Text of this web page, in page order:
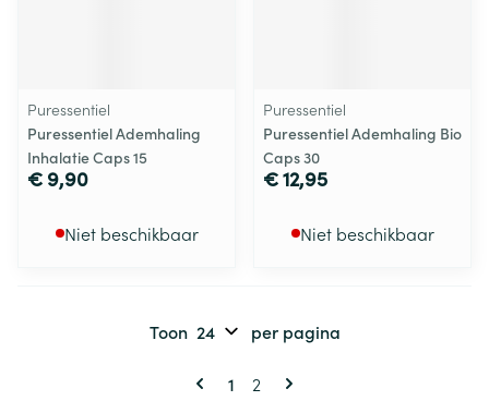
Puressentiel
Puressentiel Ademhaling
Inhalatie Caps 15
€ 9,90
Niet beschikbaar
Puressentiel
Puressentiel Ademhaling Bio
Caps 30
€ 12,95
Niet beschikbaar
Pagina's
U lees momenteel pagina
1 Pagina
2
Toon per pagina